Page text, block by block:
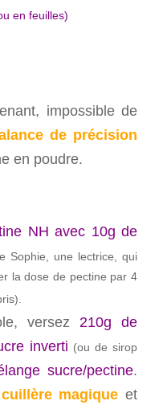
en feuilles)
impossible de
de précision
en poudre.
NH avec 10g de
Sophie, une lectrice, qui
la dose de pectine par 4
versez 210g de
inverti (ou de sirop
sucre/pectine.
cuillère magique et